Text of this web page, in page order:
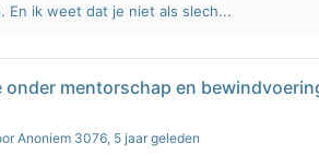
En ik weet dat je niet als slech...
onder mentorschap en
Anoniem 3076, 5 jaar geleden